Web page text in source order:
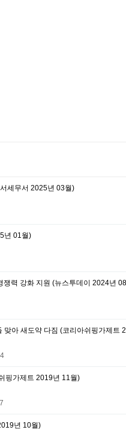
세무서 2025년 03월)
년 01월)
쟁력 강화 지원 (뉴스투데이 2024년
맞아 새도약 다짐 (코리아쉬핑가제트
핑가제트 2019년 11월)
년 10월)